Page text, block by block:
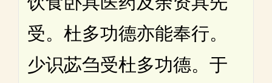
受。杜多功德亦能奉行。
少识苾刍受杜多功德。于